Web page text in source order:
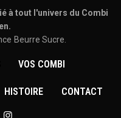
à tout l'univers du Combi
Beurre Sucre
VOS COMBI
HISTOIRE CONTACT